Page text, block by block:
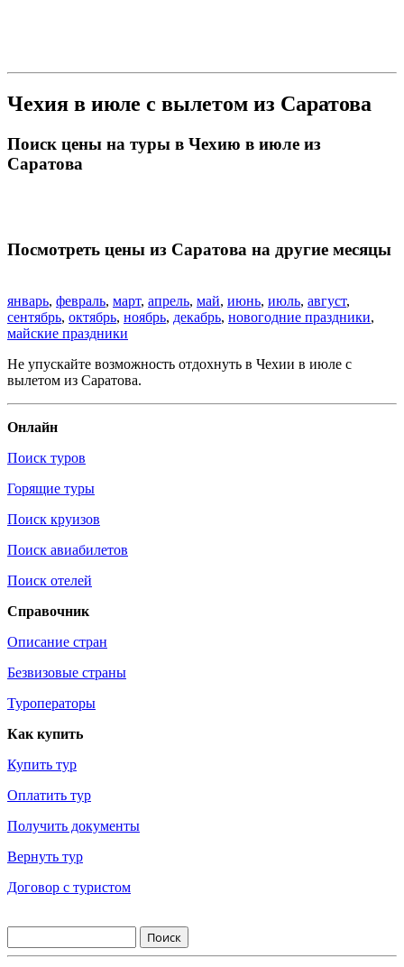
Чехия в июле с вылетом из Саратова
Поиск цены на туры в Чехию в июле из
Саратова
Посмотреть цены из Саратова на другие месяцы
январь, февраль, март, апрель, май, июнь, июль, август,
сентябрь, октябрь, ноябрь, декабрь, новогодние праздники,
майские праздники
Не упускайте возможность отдохнуть в Чехии в июле с
вылетом из Саратова.
Онлайн
Поиск туров
Горящие туры
Поиск круизов
Поиск авиабилетов
Поиск отелей
Справочник
Описание стран
Безвизовые страны
Туроператоры
Как купить
Купить тур
Оплатить тур
Получить документы
Вернуть тур
Договор с туристом